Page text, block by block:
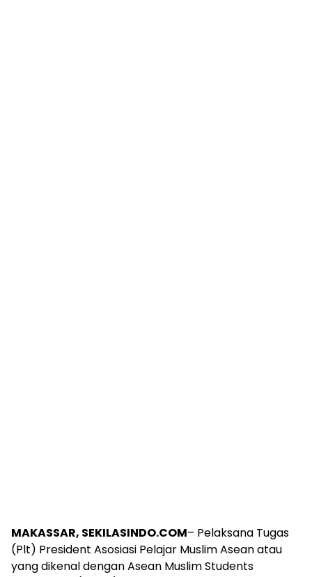
MAKASSAR, SEKILASINDO.COM– Pelaksana Tugas
(Plt) President Asosiasi Pelajar Muslim Asean atau
yang dikenal dengan Asean Muslim Students